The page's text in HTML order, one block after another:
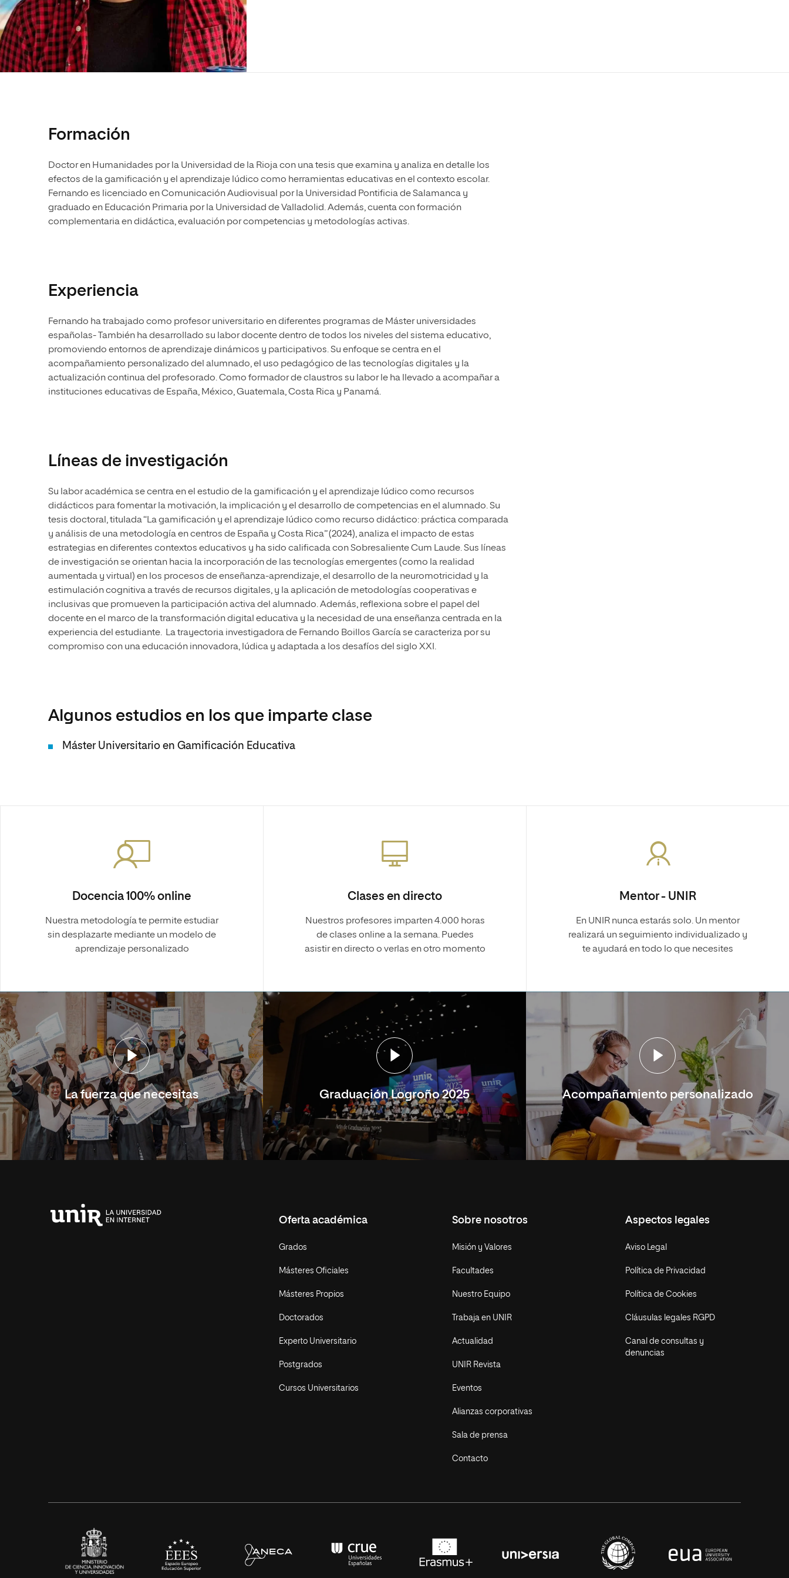
Ciencias Políticas y Relaciones
Internacionales
Diseño
Ciencias de la Salud
Ciencias Sociales
Humanidades
Ingeniería y Tecnología
Diseño
Ciencias de la Salud
Ciencias Sociales
Oficina de Movilidad
Internacional
Escuela de Humanidades
Normas de Organización y
Funcionamiento
Formación
Doctor en Humanidades por la Universidad de la Rioja con una tesis que examina y analiza en detalle los
efectos de la gamificación y el aprendizaje lúdico como herramientas educativas en el contexto escolar.
Fernando es licenciado en Comunicación Audiovisual por la Universidad Pontificia de Salamanca y
graduado en Educación Primaria por la Universidad de Valladolid. Además, cuenta con formación
complementaria en didáctica, evaluación por competencias y metodologías activas.
Experiencia
Fernando ha trabajado como profesor universitario en diferentes programas de Máster universidades
españolas- También ha desarrollado su labor docente dentro de todos los niveles del sistema educativo,
promoviendo entornos de aprendizaje dinámicos y participativos. Su enfoque se centra en el
acompañamiento personalizado del alumnado, el uso pedagógico de las tecnologías digitales y la
actualización continua del profesorado. Como formador de claustros su labor le ha llevado a acompañar a
instituciones educativas de España, México, Guatemala, Costa Rica y Panamá.
Líneas de investigación
Su labor académica se centra en el estudio de la gamificación y el aprendizaje lúdico como recursos
didácticos para fomentar la motivación, la implicación y el desarrollo de competencias en el alumnado. Su
tesis doctoral, titulada “La gamificación y el aprendizaje lúdico como recurso didáctico: práctica comparada
y análisis de una metodología en centros de España y Costa Rica” (2024), analiza el impacto de estas
estrategias en diferentes contextos educativos y ha sido calificada con Sobresaliente Cum Laude. Sus líneas
de investigación se orientan hacia la incorporación de las tecnologías emergentes (como la realidad
aumentada y virtual) en los procesos de enseñanza-aprendizaje, el desarrollo de la neuromotricidad y la
estimulación cognitiva a través de recursos digitales, y la aplicación de metodologías cooperativas e
inclusivas que promueven la participación activa del alumnado. Además, reflexiona sobre el papel del
docente en el marco de la transformación digital educativa y la necesidad de una enseñanza centrada en la
experiencia del estudiante. La trayectoria investigadora de Fernando Boillos García se caracteriza por su
compromiso con una educación innovadora, lúdica y adaptada a los desafíos del siglo XXI.
Algunos estudios en los que imparte clase
Máster Universitario en Gamificación Educativa
Docencia 100% online
Nuestra metodología te permite estudiar
sin desplazarte mediante un modelo de
aprendizaje personalizado
Clases en directo
Nuestros profesores imparten 4.000 horas
de clases online a la semana. Puedes
asistir en directo o verlas en otro momento
Mentor - UNIR
En UNIR nunca estarás solo. Un mentor
realizará un seguimiento individualizado y
te ayudará en todo lo que necesites
La fuerza que necesitas Graduación Logroño 2025 Acompañamiento personalizado
Oferta académica
Grados
Másteres Oficiales
Másteres Propios
Doctorados
Experto Universitario
Postgrados
Cursos Universitarios
Sobre nosotros
Misión y Valores
Facultades
Nuestro Equipo
Trabaja en UNIR
Actualidad
UNIR Revista
Eventos
Alianzas corporativas
Sala de prensa
Contacto
Aspectos legales
Aviso Legal
Política de Privacidad
Política de Cookies
Cláusulas legales RGPD
Canal de consultas y
denuncias